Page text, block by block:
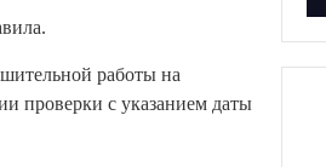
работы на
проверки с указанием даты